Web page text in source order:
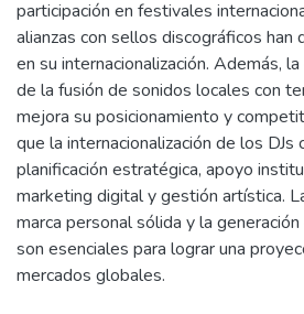
participación en festivales
alianzas con sellos discográficos han
en su internacionalización. Además,
de la fusión de sonidos locales con
mejora su posicionamiento y
que la internacionalización de los DJs
planificación estratégica, apoyo
marketing digital y gestión artística.
marca personal sólida y la
son esenciales para lograr una
mercados globales.